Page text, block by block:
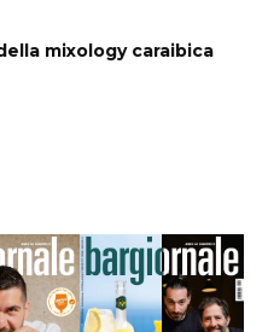
mixology caraibica